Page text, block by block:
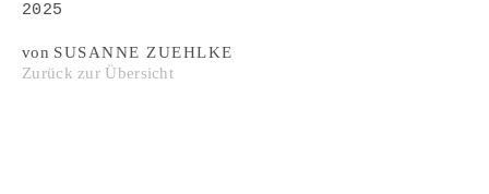
2025
von SUSANNE ZUEHLKE
Zurück zur Übersicht